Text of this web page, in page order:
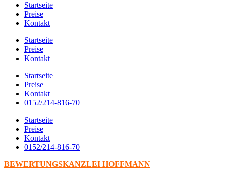
Startseite
Preise
Kontakt
Startseite
Preise
Kontakt
Startseite
Preise
Kontakt
0152/214-816-70
Startseite
Preise
Kontakt
0152/214-816-70
BEWERTUNGSKANZLEI HOFFMANN